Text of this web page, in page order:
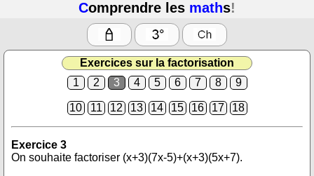
Comprendre les maths!
Exercices sur la factorisation
1
2 3 4 5 6 7 8 9
10 11 12 13 14 15 16 17 18
Exercice 3
On souhaite factoriser (x+3)(7x-5)+(x+3)(5x+7).